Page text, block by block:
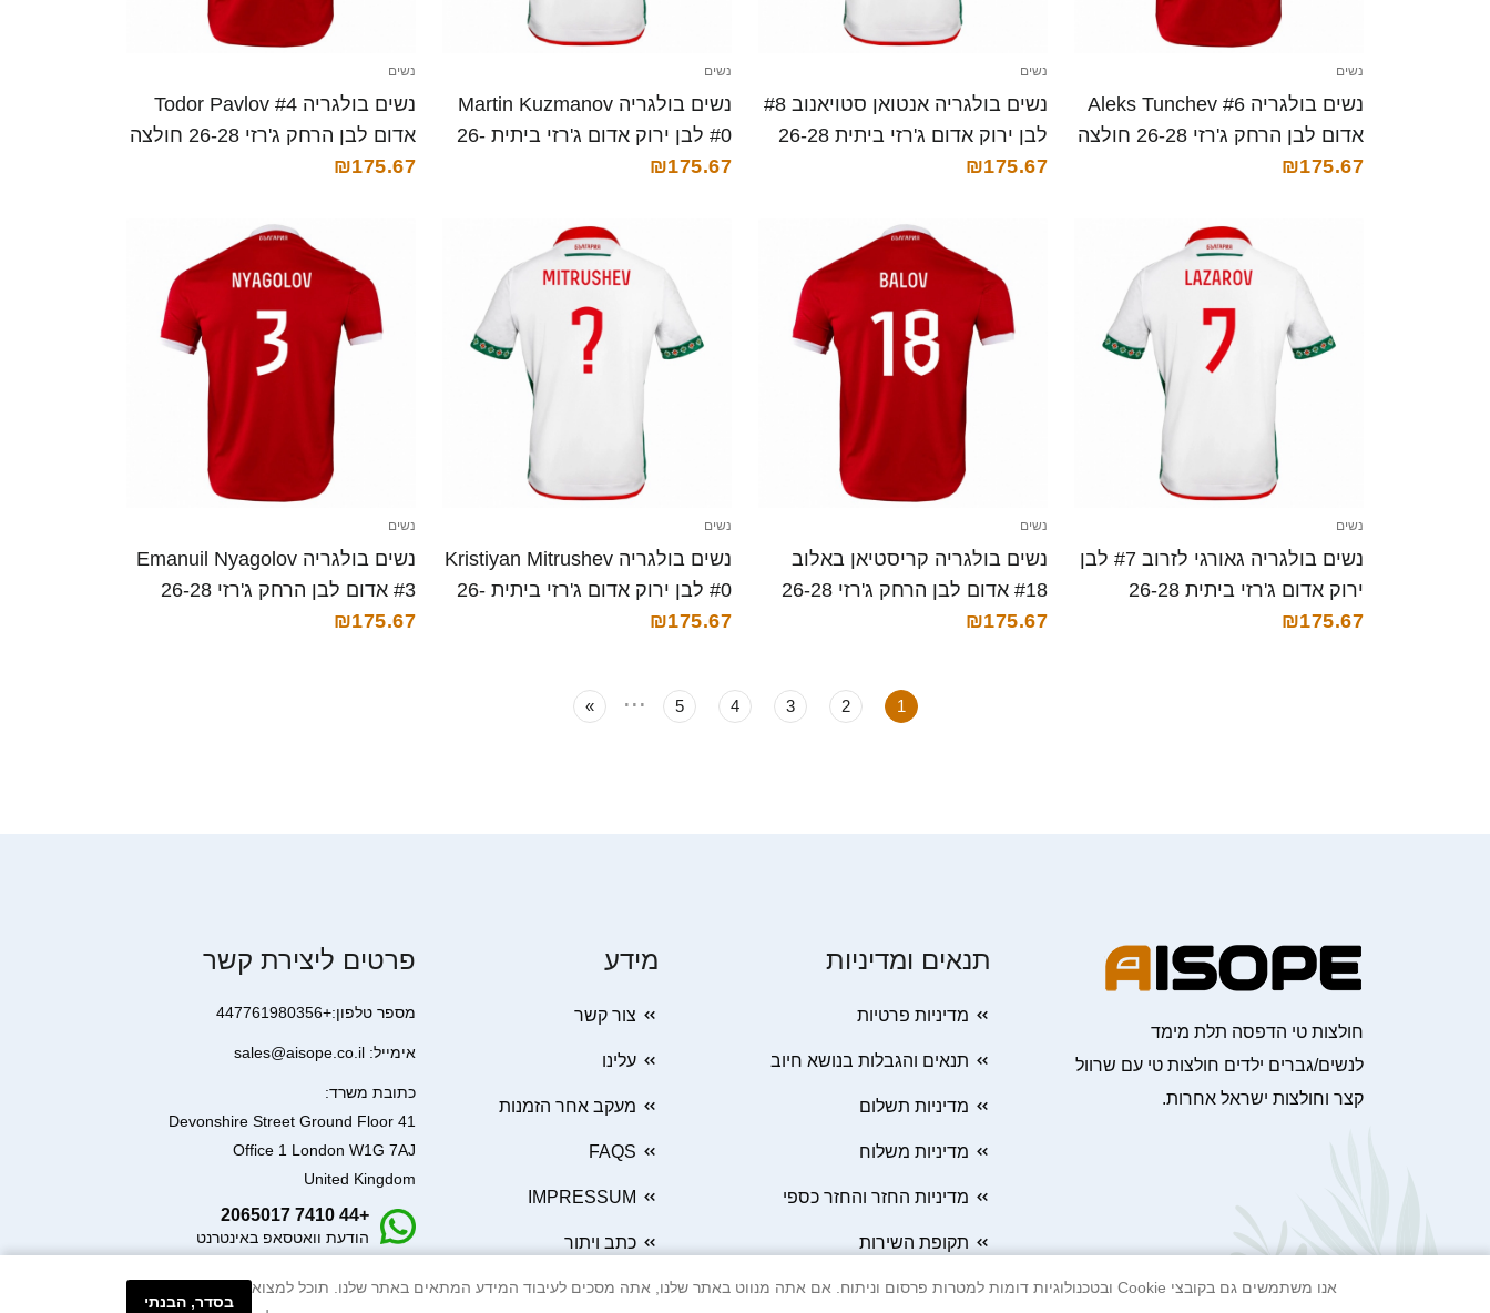
נשים
נשים בולגריה Aleks Tunchev #6
אדום לבן הרחק ג'רזי 26-28 חולצה
קצרה
₪175.67
נשים
נשים בולגריה אנטואן סטויאנוב #8
לבן ירוק אדום ג'רזי ביתית 26-28
חולצה קצרה
₪175.67
נשים
נשים בולגריה Martin Kuzmanov
#0 לבן ירוק אדום ג'רזי ביתית 26-
28 חולצה קצרה
₪175.67
נשים
נשים בולגריה Todor Pavlov #4
אדום לבן הרחק ג'רזי 26-28 חולצה
קצרה
₪175.67
נשים
נשים בולגריה גאורגי לזרוב #7 לבן
ירוק אדום ג'רזי ביתית 26-28
חולצה קצרה
₪175.67
נשים
נשים בולגריה קריסטיאן באלוב
#18 אדום לבן הרחק ג'רזי 26-28
חולצה קצרה
₪175.67
נשים
נשים בולגריה Kristiyan Mitrushev
#0 לבן ירוק אדום ג'רזי ביתית 26-
28 חולצה קצרה
₪175.67
נשים
נשים בולגריה Emanuil Nyagolov
#3 אדום לבן הרחק ג'רזי 26-28
חולצה קצרה
₪175.67
1
2
3
4
5
...
»
חולצות טי הדפסה תלת מימד
לנשים/גברים ילדים חולצות טי עם שרוול
קצר וחולצות ישראל אחרות.
תנאים ומדיניות
מדיניות פרטיות
תנאים והגבלות בנושא חיוב
מדיניות תשלום
מדיניות משלוח
מדיניות החזר והחזר כספי
תקופת השירות
מידע
צור קשר
עלינו
מעקב אחר הזמנות
FAQS
IMPRESSUM
כתב ויתור
פרטים ליצירת קשר
מספר טלפון:+447761980356
אימייל: sales@aisope.co.il
כתובת משרד:
41 Devonshire Street Ground Floor
Office 1 London W1G 7AJ
United Kingdom
+44 7410 2065017
הודעת וואטסאפ באינטרנט
אנו משתמשים גם בקובצי Cookie ובטכנולוגיות דומות למטרות פרסום וניתוח. אם אתה מנווט באתר שלנו, אתה מסכים לעיבוד המידע המתאים באתר שלנו. תוכל למצוא
בסדר, הבנתי